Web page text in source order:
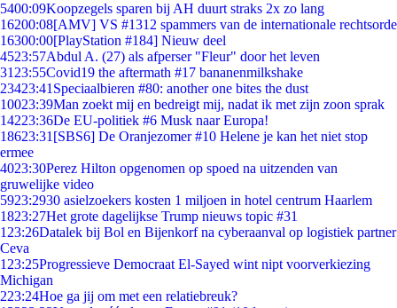
5400:09Koopzegels sparen bij AH duurt straks 2x zo lang
16200:08[AMV] VS #1312 spammers van de internationale rechtsorde
16300:00[PlayStation #184] Nieuw deel
4523:57Abdul A. (27) als afperser "Fleur" door het leven
31 23:55Covid19 the aftermath #17 bananenmilkshake
23423:41 Speciaalbieren #80: another one bites the dust
10023:39Man zoekt mij en bedreigt mij, nadat ik met zijn zoon sprak
14223:36De EU-politiek #6 Musk naar Europa!
18623:31 [SBS6] De Oranjezomer #10 Helene je kan het niet stop
ermee
4023:30Perez Hilton opgenomen op spoed na uitzenden van
gruwelijke video
5923:2930 asielzoekers kosten 1 miljoen in hotel centrum Haarlem
1823:27Het grote dagelijkse Trump nieuws topic #31
1 23:26Datalek bij Bol en Bijenkorf na cyberaanval op logistiek partner
Ceva
1 23:25Progressieve Democraat El-Sayed wint nipt voorverkiezing
Michigan
223:24Hoe ga jij om met een relatiebreuk?